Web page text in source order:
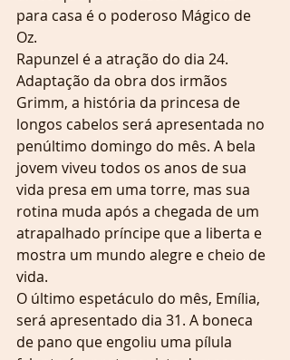
para casa é o poderoso Mágico de
Oz.
Rapunzel é a atração do dia 24.
Adaptação da obra dos irmãos
Grimm, a história da princesa de
longos cabelos será apresentada no
penúltimo domingo do mês. A bela
jovem viveu todos os anos de sua
vida presa em uma torre, mas sua
rotina muda após a chegada de um
atrapalhado príncipe que a liberta e
mostra um mundo alegre e cheio de
vida.
O último espetáculo do mês, Emília,
será apresentado dia 31. A boneca
de pano que engoliu uma pílula